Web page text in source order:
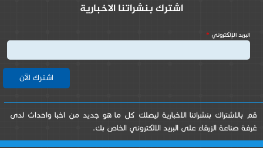
اشترك بنشراتنا الاخبارية
‏البريد الإلكتروني ‏ *
قم بالاشتراك بنشراتنا الاخبارية ليصلك كل ما هو جديد من اخبا واحداث لدى
غرفة صناعة الزرقاء على البريد الالكتروني الخاص بك.